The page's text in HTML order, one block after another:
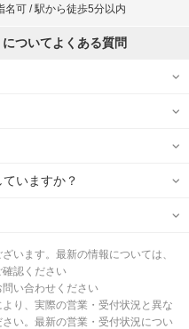
名可 / 駅から徒歩5分以内
ついてよくある質問
いますか？
います。最新の情報については、
認ください
い合わせください
り、実際の営業・受付状況と異な
い。最新の営業・受付状況につい